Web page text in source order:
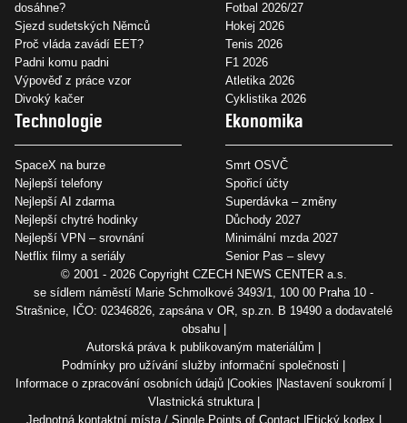
dosáhne?
Sjezd sudetských Němců
Proč vláda zavádí EET?
Padni komu padni
Výpověď z práce vzor
Divoký kačer
Fotbal 2026/27
Hokej 2026
Tenis 2026
F1 2026
Atletika 2026
Cyklistika 2026
Technologie
SpaceX na burze
Nejlepší telefony
Nejlepší AI zdarma
Nejlepší chytré hodinky
Nejlepší VPN – srovnání
Netflix filmy a seriály
Ekonomika
Smrt OSVČ
Spořicí účty
Superdávka – změny
Důchody 2027
Minimální mzda 2027
Senior Pas – slevy
© 2001 - 2026 Copyright CZECH NEWS CENTER a.s.
se sídlem náměstí Marie Schmolkové 3493/1, 100 00 Praha 10 -
Strašnice, IČO: 02346826, zapsána v OR, sp.zn. B 19490 a dodavatelé
obsahu
Autorská práva k publikovaným materiálům
Podmínky pro užívání služby informační společnosti
Informace o zpracování osobních údajů Cookies
Nastavení soukromí
Vlastnická struktura
Jednotná kontaktní místa / Single Points of Contact
Etický kodex